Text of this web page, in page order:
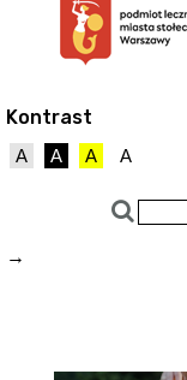
Kontrast
A A A A
→